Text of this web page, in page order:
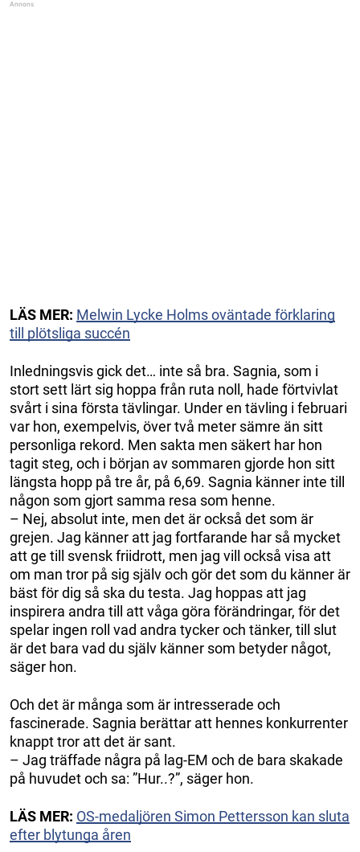
LÄS MER: Melwin Lycke Holms oväntade förklaring
till plötsliga succén
Inledningsvis gick det… inte så bra. Sagnia, som i
stort sett lärt sig hoppa från ruta noll, hade förtvivlat
svårt i sina första tävlingar. Under en tävling i februari
var hon, exempelvis, över två meter sämre än sitt
personliga rekord. Men sakta men säkert har hon
tagit steg, och i början av sommaren gjorde hon sitt
längsta hopp på tre år, på 6,69. Sagnia känner inte till
någon som gjort samma resa som henne.
– Nej, absolut inte, men det är också det som är
grejen. Jag känner att jag fortfarande har så mycket
att ge till svensk friidrott, men jag vill också visa att
om man tror på sig själv och gör det som du känner är
bäst för dig så ska du testa. Jag hoppas att jag
inspirera andra till att våga göra förändringar, för det
spelar ingen roll vad andra tycker och tänker, till slut
är det bara vad du själv känner som betyder något,
säger hon.
Och det är många som är intresserade och
fascinerade. Sagnia berättar att hennes konkurrenter
knappt tror att det är sant.
– Jag träffade några på lag-EM och de bara skakade
på huvudet och sa: ”Hur..?”, säger hon.
LÄS MER: OS-medaljören Simon Pettersson kan sluta
efter blytunga åren